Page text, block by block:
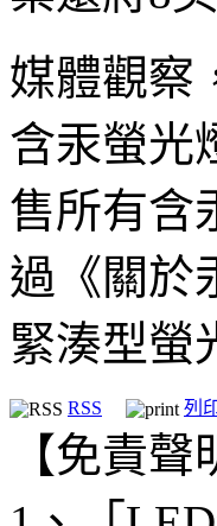
媒體觀察
含汞螢光
售所有含
過《關於
緊湊型螢
RSS 列
【免責聲